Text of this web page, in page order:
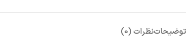
توضیحاتنظرات (0)